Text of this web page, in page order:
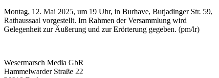
Montag, 12. Mai 2025, um 19 Uhr, in Burhave, Butjadinger Str. 59,
Rathaussaal vorgestellt. Im Rahmen der Versammlung wird
Gelegenheit zur Äußerung und zur Erörterung gegeben. (pm/lr)
Wesermarsch Media GbR
Hammelwarder Straße 22